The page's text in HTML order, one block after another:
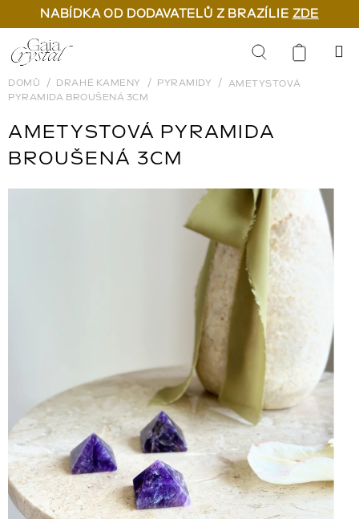
NABÍDKA OD DODAVATELŮ Z BRAZÍLIE ZDE
Přejít
na
obsah
Hledat
DOMŮ DRAHÉ KAMENY PYRAMIDY
AMETYSTOVÁ
PYRAMIDA BROUŠENÁ 3CM
AMETYSTOVÁ PYRAMIDA
BROUŠENÁ 3CM